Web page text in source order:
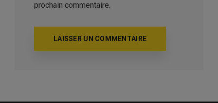
prochain commentaire.